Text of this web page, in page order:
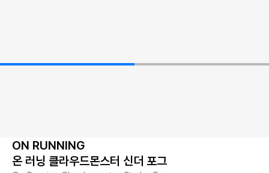
ON RUNNING
온 러닝 클라우드몬스터 신더 포그